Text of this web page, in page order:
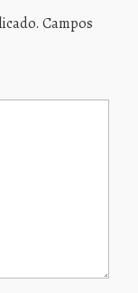
Campos